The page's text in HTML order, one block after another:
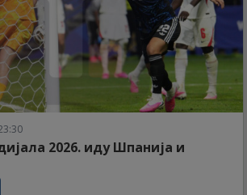
2026. иду Шпанија и